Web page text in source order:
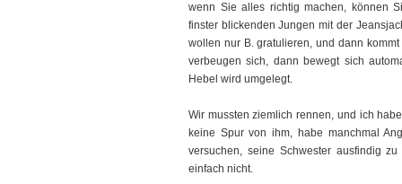
wenn Sie alles richtig machen, können
finster blickenden Jungen mit der
wollen nur B. gratulieren, und dann
verbeugen sich, dann bewegt sich
Hebel wird umgelegt.
Wir mussten ziemlich rennen, und ich
keine Spur von ihm, habe manchmal
versuchen, seine Schwester ausfindig
einfach nicht.